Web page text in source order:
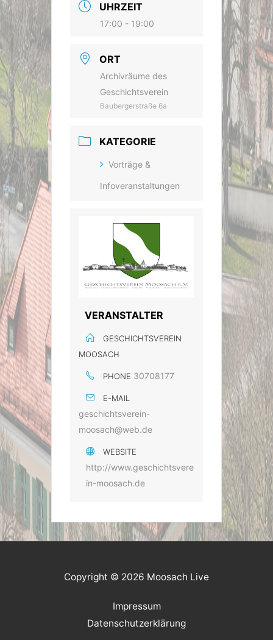
UHRZEIT
17:00 - 19:00
ORT
Archivräume des
Geschichtsverein
Baubergerstraße 6a
KATEGORIE
Vorträge &
Infoveranstaltungen
VERANSTALTER
GESCHICHTSVEREIN
MOOSACH
PHONE 30708177
E-MAIL
geschichtsverein-
moosach@web.de
WEBSITE
http://www.geschichtsvere
in-moosach.de
Copyright © 2026 Moosach Live
Impressum
Datenschutzerklärung